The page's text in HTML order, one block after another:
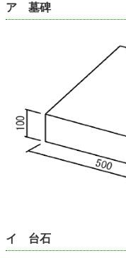
ア 墓碑
イ 台石